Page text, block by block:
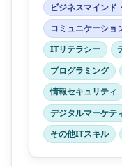
ビジネスマインド
コミュニケーショ
ITリテラシー
プログラミング
情報セキュリティ
デジタルマーケテ
その他ITスキル